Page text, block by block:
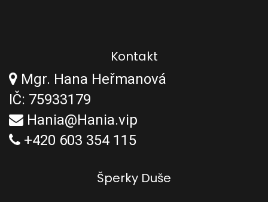
Kontakt
Mgr. Hana Heřmanová
IČ: 75933179
Hania@Hania.vip
+420 603 354 115
Šperky Duše